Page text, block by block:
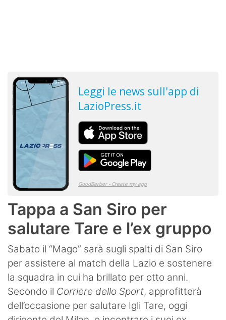
Tappa a San Siro per
salutare Tare e l’ex gruppo
Sabato il “Mago” sarà sugli spalti di San Siro
per assistere al match della Lazio e sostenere
la squadra in cui ha brillato per otto anni.
Secondo il Corriere dello Sport, approfitterà
dell’occasione per salutare Igli Tare, oggi